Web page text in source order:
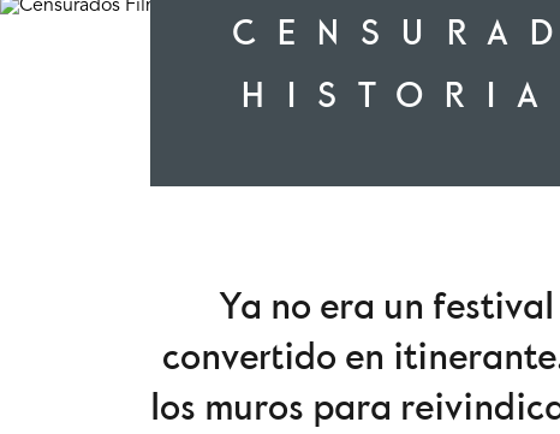
Ya no era un
convertido en
los muros para